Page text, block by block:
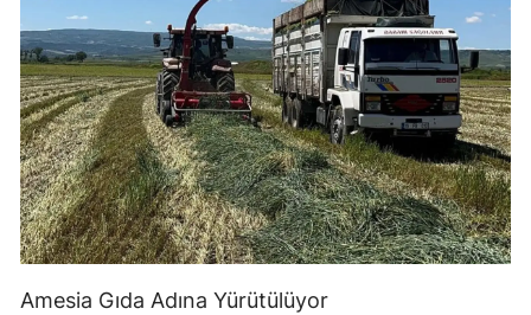
Amesia Gıda Adına Yürütülüyor